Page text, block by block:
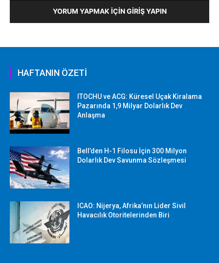
YORUM YAPMAK İÇIN GIRIŞ YAPIN
HAFTANIN ÖZETİ
ITOCHU ve ACG: Küresel Uçak Kiralama
Pazarında 1,9 Milyar Dolarlık Dev
Anlaşma
Bell’den H-1 Filosu İçin 300 Milyon
Dolarlık Dev Savunma Sözleşmesi
ICAO: Nijerya, Afrika’nın Lider Sivil
Havacılık Otoritelerinden Biri